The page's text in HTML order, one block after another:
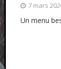
7 mars
Un menu